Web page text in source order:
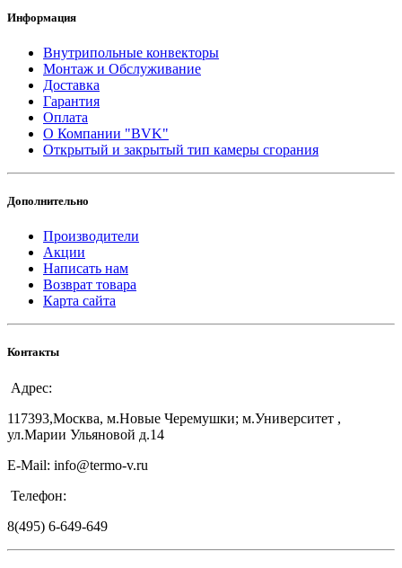
Информация
Внутрипольные конвекторы
Монтаж и Обслуживание
Доставка
Гарантия
Оплата
О Компании "BVK"
Открытый и закрытый тип камеры сгорания
Дополнительно
Производители
Акции
Написать нам
Возврат товара
Карта сайта
Контакты
Адрес:
117393,Москва, м.Новые Черемушки; м.Университет ,
ул.Марии Ульяновой д.14
E-Mail: info@termo-v.ru
Телефон:
8(495) 6-649-649